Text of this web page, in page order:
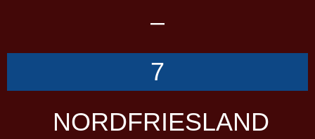
–
7
NORDFRIESLAND